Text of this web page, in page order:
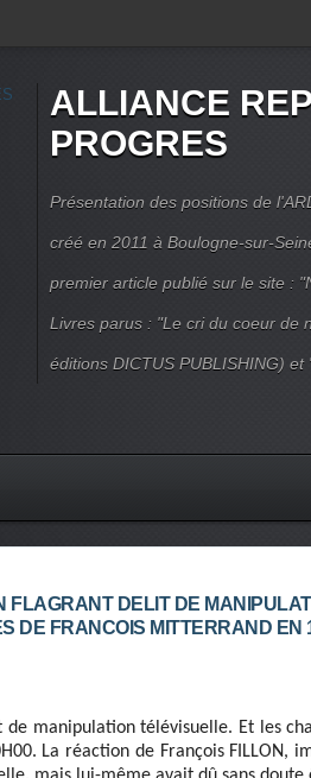
ALLIANCE
PROGRES
Présentation des positions de
créé en 2011 à Boulogne-sur-
premier article publié sur le site :
Livres parus : "Le cri du coeur de
éditions DICTUS PUBLISHING)
FLAGRANT DELIT DE
DE FRANCOIS MITTERRAND EN
manipulation télévisuelle. Et les
La réaction de François FILLON,